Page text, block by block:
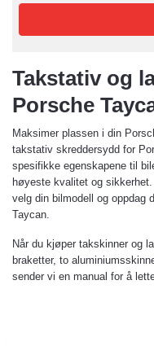
Takstativ og
Porsche
Maksimer plassen i din
takstativ skreddersydd for
spesifikke egenskapene til
høyeste kvalitet og
velg din bilmodell og oppdag
Taycan.
Når du kjøper takskinner og
braketter, to
sender vi en manual for å